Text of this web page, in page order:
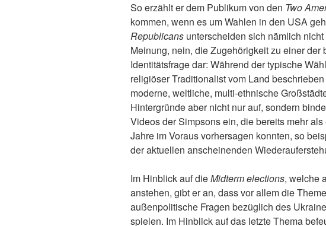
So erzählt er dem Publikum von den Two
kommen, wenn es um Wahlen in den USA
Republicans unterscheiden sich nämlich
Meinung, nein, die Zugehörigkeit zu einer
Identitätsfrage dar: Während der typische
religiöser Traditionalist vom Land
moderne, weltliche, multi-ethnische
Hintergründe aber nicht nur auf, sondern
Videos der Simpsons ein, die bereits mehr
Jahre im Voraus vorhersagen konnten, so
der aktuellen anscheinenden
Im Hinblick auf dieMidterm elections, welche
anstehen, gibt er an, dass vor allem die
außenpolitische Fragen bezüglich des
spielen. Im Hinblick auf das letzte Thema